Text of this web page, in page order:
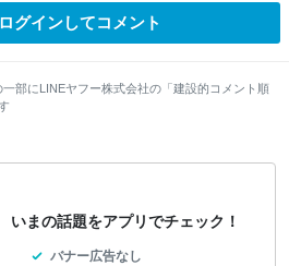
ログインしてコメント
部にLINEヤフー株式会社の「建設的コメント順
いまの話題をアプリでチェック！
バナー広告なし